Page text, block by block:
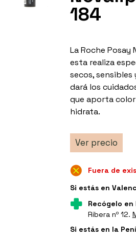
184
La Roche Posay
esta realiza
secos, sensibles
dará los
que aporta color
hidrata.
Ver precio
Fuera de
Si estás en
Recógelo
Ribera nº 12.
Si estás en la